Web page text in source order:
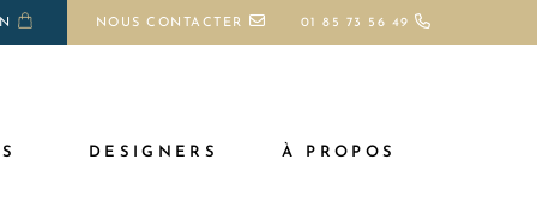
NOUS CONTACTER 01 85 73 56 49
DESIGNERS À PROPOS